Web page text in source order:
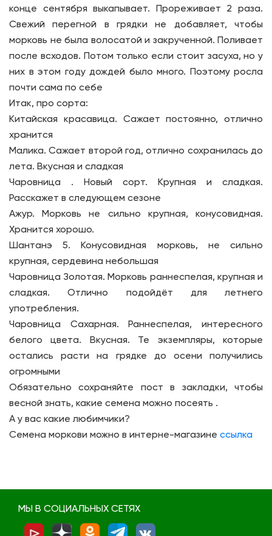
конце сентября выкапывает. Прореживает 2 раза.
Свежий перегной в грядки не добавляет, чтобы
морковь не была волосатой и закрученной. Поливает
после всходов. Потом только если стоит засуха, но у
них в этом году дождей было много. Поэтому росла
почти сама по себе
Итак, про сорта:
Китайская красавица. Сажает постоянно, отлично
хранится
Малика. Сажает второй год, отлично сохранилась до
лета. Вкусная и сладкая
Чаровница . Новый сорт. Крупная и сладкая.
Расскажет в следующем сезоне
Ажур. Морковь не сильно крупная, конусовидная.
Хранится хорошо.
Шантанэ 5. Конусовидная морковь, не сильно
крупная, сердевина небольшая
Чаровница Золотая. Морковь раннеспелая, крупная и
сладкая. Отлично подойдёт для летнего
употребления.
Чаровница Сахарная. Раннеспелая, интересного
белого цвета. Вкусная. Те экземпляры, которые
остались расти на грядке до осени получились
огромными
Обязательно сохраняйте пост в закладки, чтобы
весной знать, какие семена можно посеять .
А у вас какие любимчики?
Семена моркови можно в интерне-магазине ссылка
МЫ В СОЦИАЛЬНЫХ СЕТЯХ